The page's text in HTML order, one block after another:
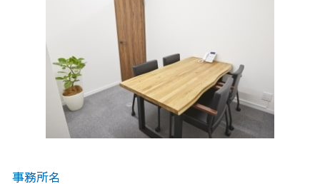
事務所名